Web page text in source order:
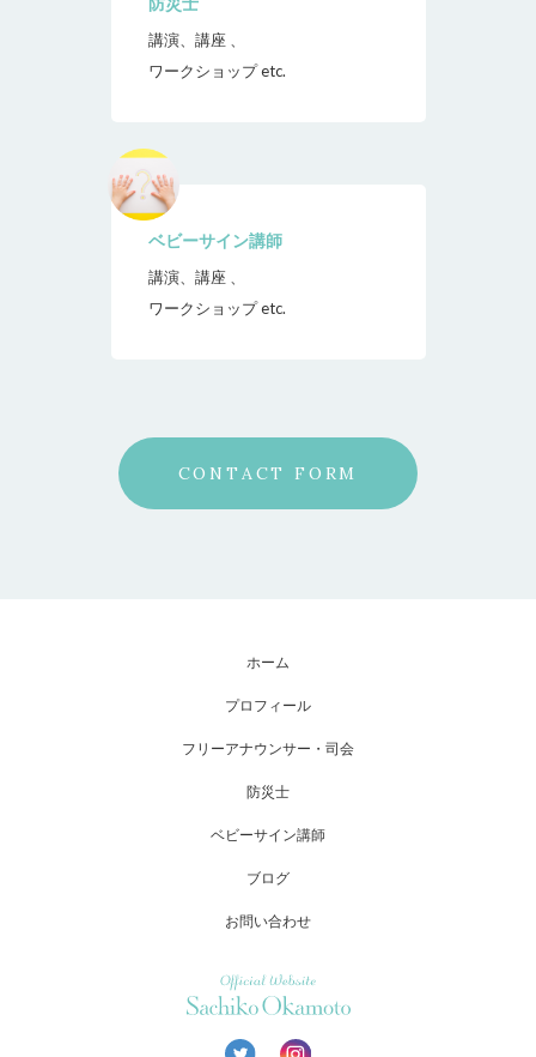
講演、講座 、
ワークショップ etc.
ベビーサイン講師
講演、講座 、
ワークショップ etc.
CONTACT FORM
ホーム
プロフィール
フリーアナウンサー・司会
防災士
ベビーサイン講師
ブログ
お問い合わせ